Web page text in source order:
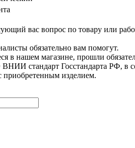
вас вопрос по товару или
обязательно вам помогут.
в нашем магазине, прошли
стандарт Госстандарта РФ, в
приобретенным изделием.